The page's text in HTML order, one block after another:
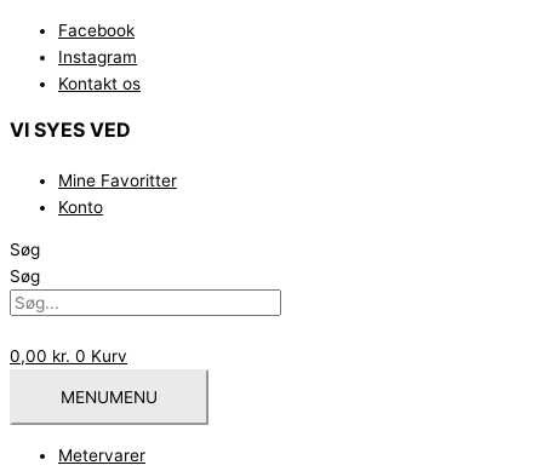
indholdet
Facebook
Instagram
Kontakt os
VI SYES VED
Mine Favoritter
Konto
Søg
Søg
0,00 kr. 0 Kurv
MENUMENU
Metervarer